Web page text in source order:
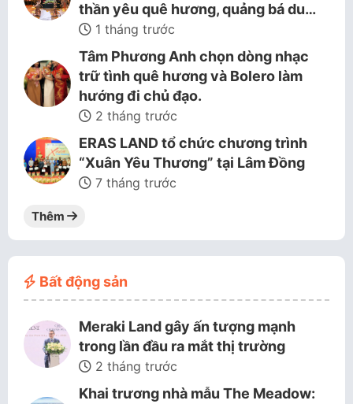
thần yêu quê hương, quảng bá du…
1 tháng trước
Tâm Phương Anh chọn dòng nhạc
trữ tình quê hương và Bolero làm
hướng đi chủ đạo.
2 tháng trước
ERAS LAND tổ chức chương trình
“Xuân Yêu Thương” tại Lâm Đồng
7 tháng trước
Thêm
Bất động sản
Meraki Land gây ấn tượng mạnh
trong lần đầu ra mắt thị trường
2 tháng trước
Khai trương nhà mẫu The Meadow: